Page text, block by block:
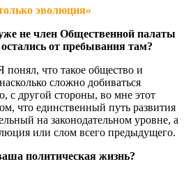
эволюция»
не член Общественной палаты
от пребывания там?
что такое общество и
сложно добиваться
с другой стороны, во мне этот
что единственный путь развития
на законодательном уровне, а
или слом всего предыдущего.
политическая жизнь?